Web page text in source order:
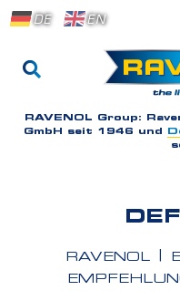
DE EN
RAVENOL Group:
GmbH seit 1946 und
RAVENOL